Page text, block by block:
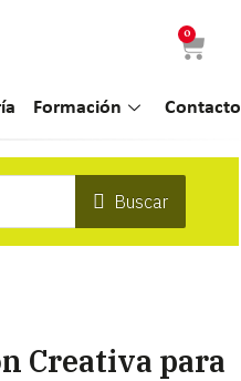
0
Formación Contacto
Buscar
Creativa para